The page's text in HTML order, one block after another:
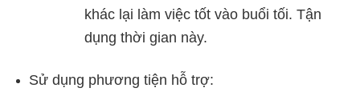
khác lại làm việc tốt vào buổi tối. Tận
dụng thời gian này.
Sử dụng phương tiện hỗ trợ: